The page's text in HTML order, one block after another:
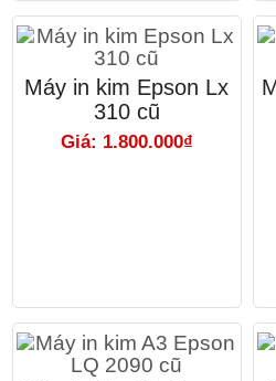
Máy in kim Epson Lx
310 cũ
Giá: 1.800.000₫